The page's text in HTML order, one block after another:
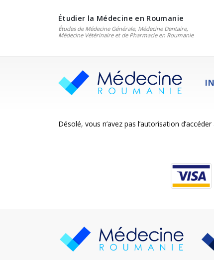
Étudier la Médecine en Roumanie
Études de Médecine Générale, Médecine Dentaire,
Médecine Vétérinaire et de Pharmacie en Roumanie
Désolé, vous n’avez pas l’autorisation